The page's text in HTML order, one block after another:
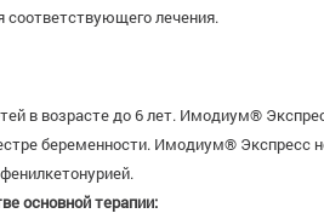
соответствующего лечения.
в возрасте до 6 лет. Имодиум®
беременности. Имодиум®
основной терапии: